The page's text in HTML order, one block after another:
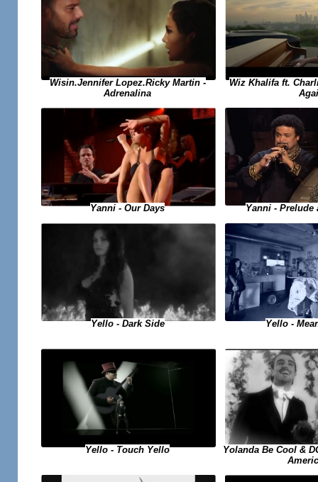
Wisin.Jennifer Lopez.Ricky Martin -
Adrenalina
Wiz Khalifa ft.
Yanni - Our Days Yanni - Prelude
Yello - Dark Side Yello -
Yello - Touch Yello
Yolanda Be Cool &